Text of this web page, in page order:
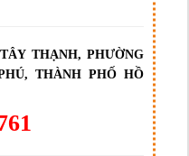
THẠNH, PHƯỜNG
THÀNH PHỐ HỒ